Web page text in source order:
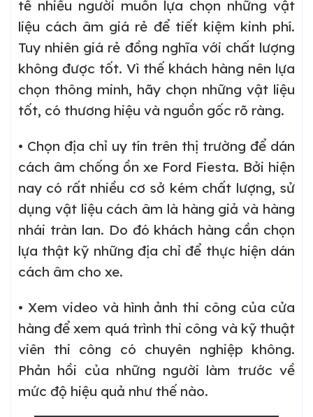
tế nhiều người muốn lựa chọn những vật
liệu cách âm giá rẻ để tiết kiệm kinh phí.
Tuy nhiên giá rẻ đồng nghĩa với chất lượng
không được tốt. Vì thế khách hàng nên lựa
chọn thông minh, hãy chọn những vật liệu
tốt, có thương hiệu và nguồn gốc rõ ràng.
• Chọn địa chỉ uy tín trên thị trường để dán
cách âm chống ồn xe Ford Fiesta. Bởi hiện
nay có rất nhiều cơ sở kém chất lượng, sử
dụng vật liệu cách âm là hàng giả và hàng
nhái tràn lan. Do đó khách hàng cần chọn
lựa thật kỹ những địa chỉ để thực hiện dán
cách âm cho xe.
• Xem video và hình ảnh thi công của cửa
hàng để xem quá trình thi công và kỹ thuật
viên thi công có chuyên nghiệp không.
Phản hồi của những người làm trước về
mức độ hiệu quả như thế nào.